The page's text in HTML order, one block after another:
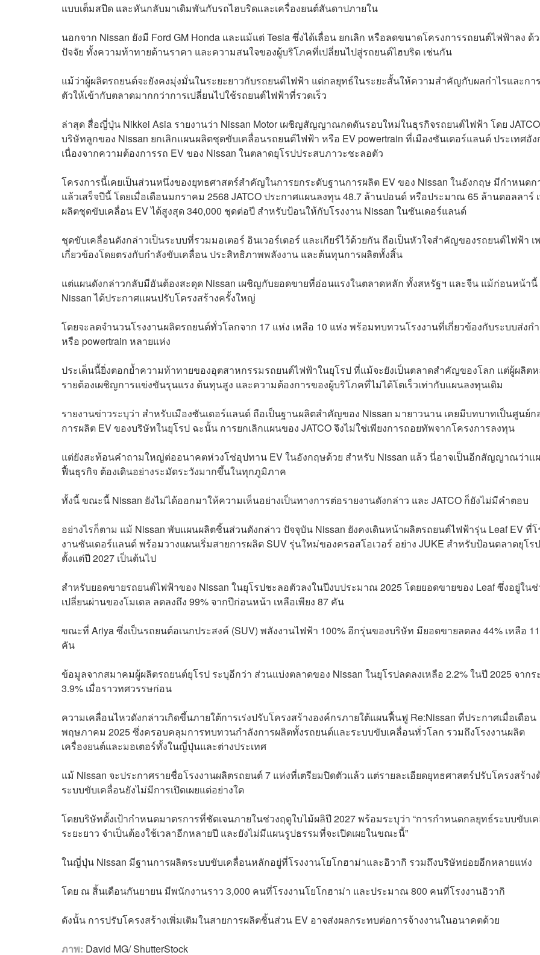
แบบเต็มสปีด และหันกลับมาเดิมพันกับรถไฮบริดและเครื่องยนต์สันดาปภายใน
นอกจาก Nissan ยังมี Ford GM Honda และแม้แต่ Tesla ซึ่งได้เลื่อน ยกเลิก หรือลดขนาดโครงการรถยนต์ไฟฟ้าลง ด้
ปัจจัย ทั้งความท้าทายด้านราคา และความสนใจของผู้บริโภคที่เปลี่ยนไปสู่รถยนต์ไฮบริด เช่นกัน
แม้ว่าผู้ผลิตรถยนต์จะยังคงมุ่งมั่นในระยะยาวกับรถยนต์ไฟฟ้า แต่กลยุทธ์ในระยะสั้นให้ความสำคัญกับผลกำไรและกา
ตัวให้เข้ากับตลาดมากกว่าการเปลี่ยนไปใช้รถยนต์ไฟฟ้าที่รวดเร็ว
ล่าสุด สื่อญี่ปุ่น Nikkei Asia รายงานว่า Nissan Motor เผชิญสัญญาณกดดันรอบใหม่ในธุรกิจรถยนต์ไฟฟ้า โดย JATCO
บริษัทลูกของ Nissan ยกเลิกแผนผลิตชุดขับเคลื่อนรถยนต์ไฟฟ้า หรือ EV powertrain ที่เมืองซันเดอร์แลนด์ ประเทศอั
เนื่องจากความต้องการรถ EV ของ Nissan ในตลาดยุโรปประสบภาวะชะลอตัว
โครงการนี้เคยเป็นส่วนหนึ่งของยุทธศาสตร์สำคัญในการยกระดับฐานการผลิต EV ของ Nissan ในอังกฤษ มีกำหนดก
แล้วเสร็จปีนี้ โดยเมื่อเดือนมกราคม 2568 JATCO ประกาศแผนลงทุน 48.7 ล้านปอนด์ หรือประมาณ 65 ล้านดอลลาร์
ผลิตชุดขับเคลื่อน EV ได้สูงสุด 340,000 ชุดต่อปี สำหรับป้อนให้กับโรงงาน Nissan ในซันเดอร์แลนด์
ชุดขับเคลื่อนดังกล่าวเป็นระบบที่รวมมอเตอร์ อินเวอร์เตอร์ และเกียร์ไว้ด้วยกัน ถือเป็นหัวใจสำคัญของรถยนต์ไฟฟ้า เ
เกี่ยวข้องโดยตรงกับกำลังขับเคลื่อน ประสิทธิภาพพลังงาน และต้นทุนการผลิตทั้งสิ้น
แต่แผนดังกล่าวกลับมีอันต้องสะดุด Nissan เผชิญกับยอดขายที่อ่อนแรงในตลาดหลัก ทั้งสหรัฐฯ และจีน แม้ก่อนหน้านี้
Nissan ได้ประกาศแผนปรับโครงสร้างครั้งใหญ่
โดยจะลดจำนวนโรงงานผลิตรถยนต์ทั่วโลกจาก 17 แห่ง เหลือ 10 แห่ง พร้อมทบทวนโรงงานที่เกี่ยวข้องกับระบบส่งก
หรือ powertrain หลายแห่ง
ประเด็นนี้ยิ่งตอกย้ำความท้าทายของอุตสาหกรรมรถยนต์ไฟฟ้าในยุโรป ที่แม้จะยังเป็นตลาดสำคัญของโลก แต่ผู้ผลิต
รายต้องเผชิญการแข่งขันรุนแรง ต้นทุนสูง และความต้องการของผู้บริโภคที่ไม่ได้โตเร็วเท่ากับแผนลงทุนเดิม
รายงานข่าวระบุว่า สำหรับเมืองซันเดอร์แลนด์ ถือเป็นฐานผลิตสำคัญของ Nissan มายาวนาน เคยมีบทบาทเป็นศูนย์ก
การผลิต EV ของบริษัทในยุโรป ฉะนั้น การยกเลิกแผนของ JATCO จึงไม่ใช่เพียงการถอยทัพจากโครงการลงทุน
แต่ยังสะท้อนคำถามใหญ่ต่ออนาคตห่วงโซ่อุปทาน EV ในอังกฤษด้วย สำหรับ Nissan แล้ว นี่อาจเป็นอีกสัญญาณว่าแ
ฟื้นธุรกิจ ต้องเดินอย่างระมัดระวังมากขึ้นในทุกภูมิภาค
ทั้งนี้ ขณะนี้ Nissan ยังไม่ได้ออกมาให้ความเห็นอย่างเป็นทางการต่อรายงานดังกล่าว และ JATCO ก็ยังไม่มีคำตอบ
อย่างไรก็ตาม แม้ Nissan พับแผนผลิตชิ้นส่วนดังกล่าว ปัจจุบัน Nissan ยังคงเดินหน้าผลิตรถยนต์ไฟฟ้ารุ่น Leaf EV ที่โ
งานซันเดอร์แลนด์ พร้อมวางแผนเริ่มสายการผลิต SUV รุ่นใหม่ของครอสโอเวอร์ อย่าง JUKE สำหรับป้อนตลาดยุโรป
ตั้งแต่ปี 2027 เป็นต้นไป
สำหรับยอดขายรถยนต์ไฟฟ้าของ Nissan ในยุโรปชะลอตัวลงในปีงบประมาณ 2025 โดยยอดขายของ Leaf ซึ่งอยู่ในช่
เปลี่ยนผ่านของโมเดล ลดลงถึง 99% จากปีก่อนหน้า เหลือเพียง 87 คัน
ขณะที่ Ariya ซึ่งเป็นรถยนต์อเนกประสงค์ (SUV) พลังงานไฟฟ้า 100% อีกรุ่นของบริษัท มียอดขายลดลง 44% เหลือ
คัน
ข้อมูลจากสมาคมผู้ผลิตรถยนต์ยุโรป ระบุอีกว่า ส่วนแบ่งตลาดของ Nissan ในยุโรปลดลงเหลือ 2.2% ในปี 2025 จากร
3.9% เมื่อราวทศวรรษก่อน
ความเคลื่อนไหวดังกล่าวเกิดขึ้นภายใต้การเร่งปรับโครงสร้างองค์กรภายใต้แผนฟื้นฟู Re:Nissan ที่ประกาศเมื่อเดือน
พฤษภาคม 2025 ซึ่งครอบคลุมการทบทวนกำลังการผลิตทั้งรถยนต์และระบบขับเคลื่อนทั่วโลก รวมถึงโรงงานผลิต
เครื่องยนต์และมอเตอร์ทั้งในญี่ปุ่นและต่างประเทศ
แม้ Nissan จะประกาศรายชื่อโรงงานผลิตรถยนต์ 7 แห่งที่เตรียมปิดตัวแล้ว แต่รายละเอียดยุทธศาสตร์ปรับโครงสร้าง
ระบบขับเคลื่อนยังไม่มีการเปิดเผยแต่อย่างใด
โดยบริษัทตั้งเป้ากำหนดมาตรการที่ชัดเจนภายในช่วงฤดูใบไม้ผลิปี 2027 พร้อมระบุว่า “การกำหนดกลยุทธ์ระบบขับเ
ระยะยาว จำเป็นต้องใช้เวลาอีกหลายปี และยังไม่มีแผนรูปธรรมที่จะเปิดเผยในขณะนี้”
ในญี่ปุ่น Nissan มีฐานการผลิตระบบขับเคลื่อนหลักอยู่ที่โรงงานโยโกฮาม่าและอิวากิ รวมถึงบริษัทย่อยอีกหลายแห่ง
โดย ณ สิ้นเดือนกันยายน มีพนักงานราว 3,000 คนที่โรงงานโยโกฮาม่า และประมาณ 800 คนที่โรงงานอิวากิ
ดังนั้น การปรับโครงสร้างเพิ่มเติมในสายการผลิตชิ้นส่วน EV อาจส่งผลกระทบต่อการจ้างงานในอนาคตด้วย
ภาพ: David MG/ ShutterStock